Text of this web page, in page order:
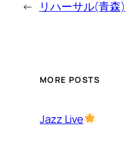
← リハーサル(青森)
MORE POSTS
Jazz Live